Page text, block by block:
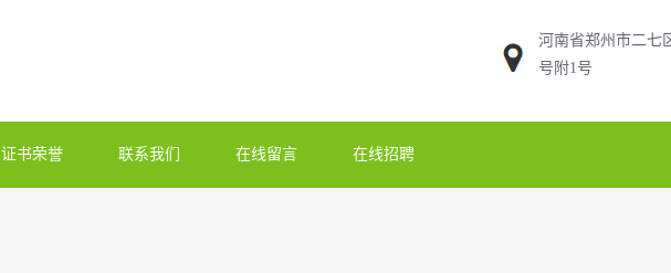
河南省郑州市二七
号附1号
证书荣誉 联系我们 在线留言 在线招聘